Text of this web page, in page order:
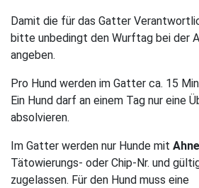
Damit die für das Gatter
bitte unbedingt den Wurftag bei der
angeben.
Pro Hund werden im Gatter ca. 15
Ein Hund darf an einem Tag nur eine
absolvieren.
Im Gatter werden nur Hunde mit
Tätowierungs- oder Chip-Nr. und
zugelassen. Für den Hund muss eine